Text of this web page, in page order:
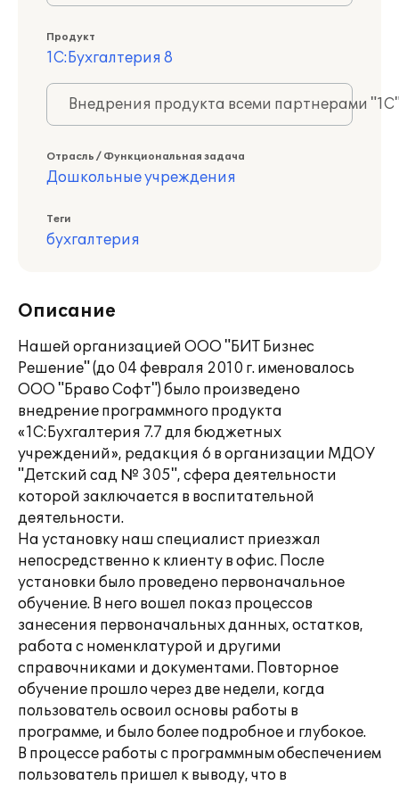
Продукт
1С:Бухгалтерия 8
Внедрения продукта всеми партнерами
Отрасль / Функциональная задача
Дошкольные учреждения
Теги
бухгалтерия
Описание
Нашей организацией ООО "БИТ Бизнес
Решение" (до 04 февраля 2010 г. именовалось
ООО "Браво Софт") было произведено
внедрение программного продукта
«1С:Бухгалтерия 7.7 для бюджетных
учреждений», редакция 6 в организации МДОУ
"Детский сад № 305", сфера деятельности
которой заключается в воспитательной
деятельности.
На установку наш специалист приезжал
непосредственно к клиенту в офис. После
установки было проведено первоначальное
обучение. В него вошел показ процессов
занесения первоначальных данных, остатков,
работа с номенклатурой и другими
справочниками и документами. Повторное
обучение прошло через две недели, когда
пользователь освоил основы работы в
программе, и было более подробное и глубокое.
В процессе работы с программным обеспечением
пользователь пришел к выводу, что в